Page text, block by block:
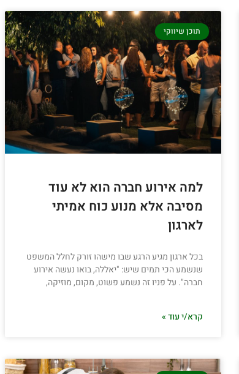
תוכן שיווקי
למה אירוע חברה הוא לא עוד
מסיבה אלא מנוע כוח אמיתי
לארגון
בכל ארגון מגיע הרגע שבו מישהו זורק לחלל המשפט
שנשמע הכי תמים שיש: "יאללה, בואו נעשה אירוע
חברה". על פניו זה נשמע פשוט, מקום, מוזיקה,
קרא/י עוד »